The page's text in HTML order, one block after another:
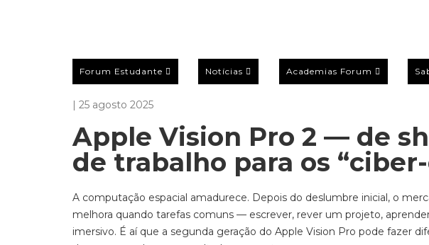
Forum Estudante Notícias Academias Forum
| 25 agosto 2025
Apple Vision Pro 2 — de
de trabalho para os
A computação espacial amadurece. Depois do deslumbre inicial, o
melhora quando tarefas comuns — escrever, rever um projeto,
imersivo. É aí que a segunda geração do Apple Vision Pro pode fazer